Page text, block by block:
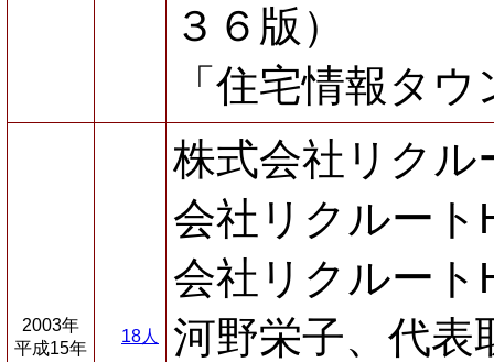
３６版）
「住宅情報タ
2003年
平成15年
18人
株式会社リクル
会社リクルー
会社リクルー
河野栄子、代表